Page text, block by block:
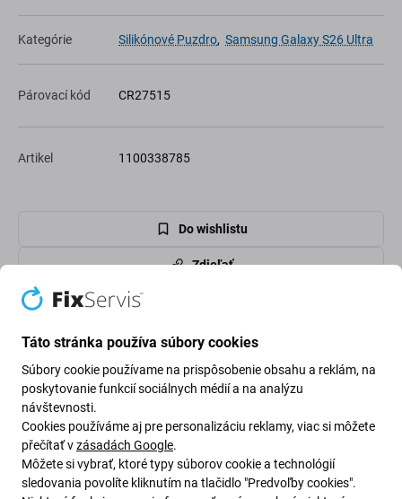
Kategórie Silikónové Puzdro, Samsung Galaxy S26 Ultra
Párovací kód CR27515
Artikel 1100338785
Do wishlistu
Zdieľať
High-contrast mode
Zákazníci tiež kupujú
Táto stránka používa súbory cookies
Súbory cookie používame na prispôsobenie obsahu a reklám, na
poskytovanie funkcií sociálnych médií a na analýzu
návštevnosti.
Cookies používáme aj pre personalizáciu reklamy, viac si môžete
přečítať vzásadách Google.
Môžete si vybrať, ktoré typy súborov cookie a technológií
sledovania povolíte kliknutím na tlačidlo "Predvoľby cookies".